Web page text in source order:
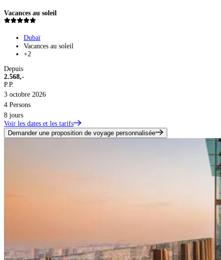
Vacances au soleil
Dubaï
Vacances au soleil
+2
Depuis
2.568,-
P.P.
3 octobre 2026
4 Persons
8 jours
Voir les dates et les tarifs
Demander une proposition de voyage personnalisée